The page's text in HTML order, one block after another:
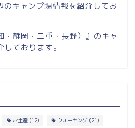
のキャンプ場情報を紹介してお
・静岡・三重・長野）』のキャ
ております。
お土産 (12) ウォーキング (21)